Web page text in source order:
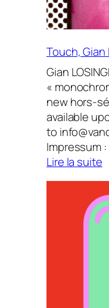
Touch, Gian
Gian
«
new hors-
available
to
Impressum :
Lire la suite: